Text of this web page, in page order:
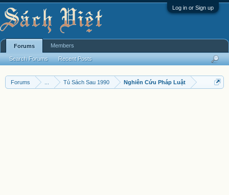
Log in or Sign up
Forums Tủ Sách Sau 1990 Nghiên Cứu Pháp Luật
Forums
Search Forums Recent Posts
Members